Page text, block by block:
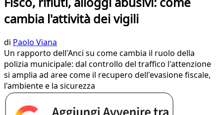
cambia l'attività dei vigili
di Paolo Viana
Un rapporto dell'Anci su come cambia il ruolo della
polizia municipale: dal controllo del traffico l'attenzione
si amplia ad aree come il recupero dell'evasione fiscale,
l'ambiente e la sicurezza